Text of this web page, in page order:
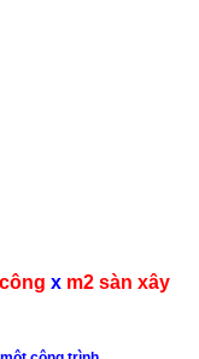
x m2 sàn xây